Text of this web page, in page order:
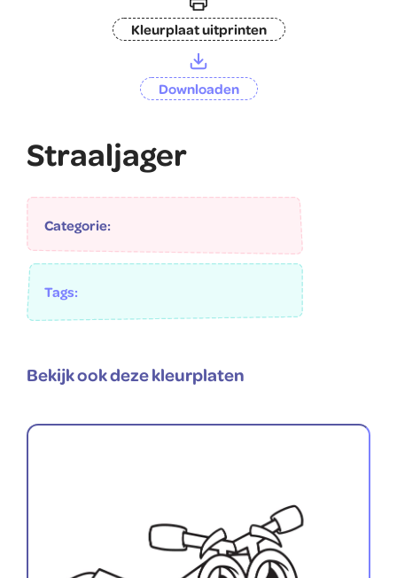
Kleurplaat uitprinten
Downloaden
Straaljager
Categorie:
Tags:
Bekijk ook deze kleurplaten